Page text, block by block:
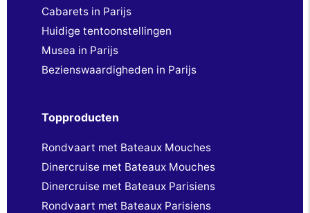
Cabarets in Parijs
Huidige tentoonstellingen
Musea in Parijs
Bezienswaardigheden in Parijs
Topproducten
Rondvaart met Bateaux Mouches
Dinercruise met Bateaux Mouches
Dinercruise met Bateaux Parisiens
Rondvaart met Bateaux Parisiens